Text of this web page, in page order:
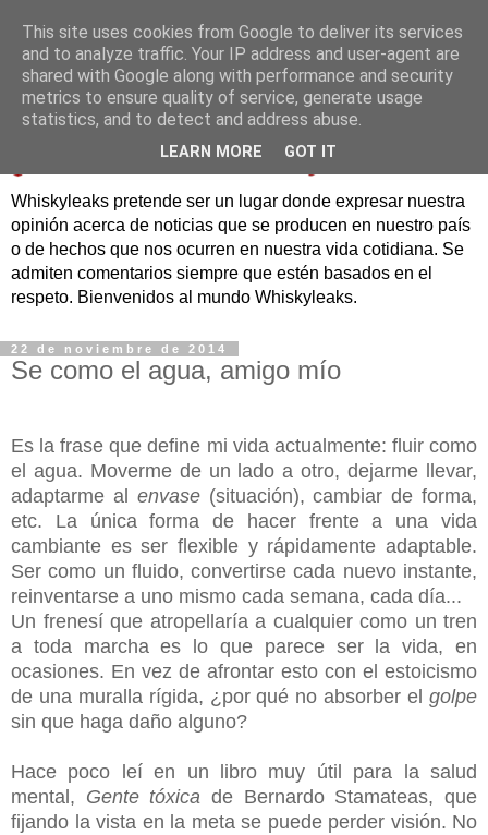
Whiskyleaks pretende ser un lugar donde expresar nuestra
opinión acerca de noticias que se producen en nuestro país
o de hechos que nos ocurren en nuestra vida cotidiana. Se
admiten comentarios siempre que estén basados en el
respeto. Bienvenidos al mundo Whiskyleaks.
22 de noviembre de 2014
Se como el agua, amigo mío
Es la frase que define mi vida actualmente: fluir como
el agua. Moverme de un lado a otro, dejarme llevar,
adaptarme al envase (situación), cambiar de forma,
etc. La única forma de hacer frente a una vida
cambiante es ser flexible y rápidamente adaptable.
Ser como un fluido, convertirse cada nuevo instante,
reinventarse a uno mismo cada semana, cada día...
Un frenesí que atropellaría a cualquier como un tren
a toda marcha es lo que parece ser la vida, en
ocasiones. En vez de afrontar esto con el estoicismo
de una muralla rígida, ¿por qué no absorber el golpe
sin que haga daño alguno?
Hace poco leí en un libro muy útil para la salud
mental, Gente tóxica de Bernardo Stamateas, que
fijando la vista en la meta se puede perder visión. No
This site uses cookies from Google to deliver its services
and to analyze traffic. Your IP address and user-agent are
shared with Google along with performance and security
metrics to ensure quality of service, generate usage
statistics, and to detect and address abuse.
LEARN MORE GOT IT